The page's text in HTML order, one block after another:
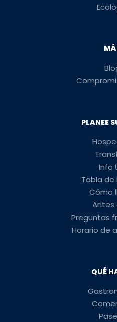
PLANEE
Info
Tabla de
Cómo
Antes
Preguntas
Horario de
QUÉ